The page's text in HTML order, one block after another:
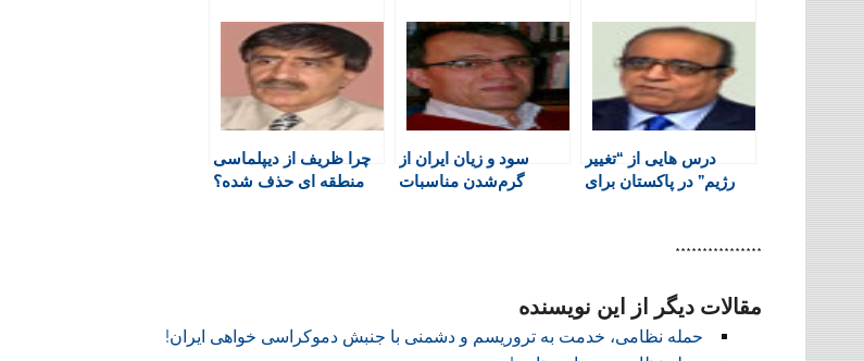
g
r
a
m
t
a
r
i
n
s
A
p
p
k
t
F
r
i
e
درس هایی از “تغییر
رژیم” در پاکستان برای
سود و زیان ایران از
گرم‌شدن مناسبات
چرا ظریف از دیپلماسی
منطقه ای حذف شده؟
****************
مقالات دیگر از این نویسنده
حمله نظامی، خدمت به تروریسم و دشمنی با جنبش دموکراسی خواهی ایران!